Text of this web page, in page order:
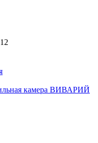
камера ВИВАРИЙ